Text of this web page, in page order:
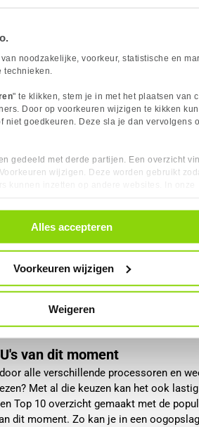
noodzakelijke, voorkeur, statistische en
" te klikken, stem je in met het plaatsen van
Door op voorkeuren wijzigen te kikken
niet goedkeuren. Deze sla je dan vervolgens
gedeeld met derde partijen. Een overzicht
wijzigen. Deze worden gebruikt
dit doe je door in de footer van onze
onder het kopje ‘Mijn gegevens’.
Alles accepteren
Voorkeuren wijzigen
Weigeren
livestreamen, foto’s en/of video’s
9 en AMD Ryzen 9
op de markt. Deze processoren
pc’s of workstations waarbij
en publiceren. Deze categorie
van de andere categorieën.
taken. Net zoals bij de vorige
processoren een dedicated
videochip hebben. Sommige Intel
echter ook niet, bekijk daarom altijd
opzoek bent.
Bekijk AMD
van dit moment
alle verschillende processoren en
Met al die keuzen kan het ook
Top 10 overzicht gemaakt met de
dit moment. Zo kan je in een